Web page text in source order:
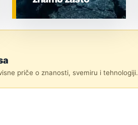
priče o znanosti, svemiru i tehnologiji.